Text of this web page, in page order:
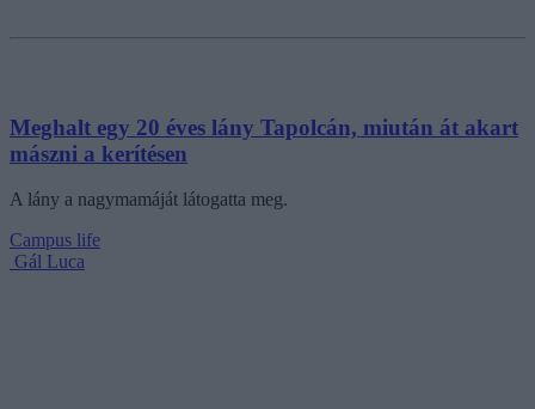
Meghalt egy 20 éves lány Tapolcán, miután át akart
mászni a kerítésen
A lány a nagymamáját látogatta meg.
Campus life
Gál Luca